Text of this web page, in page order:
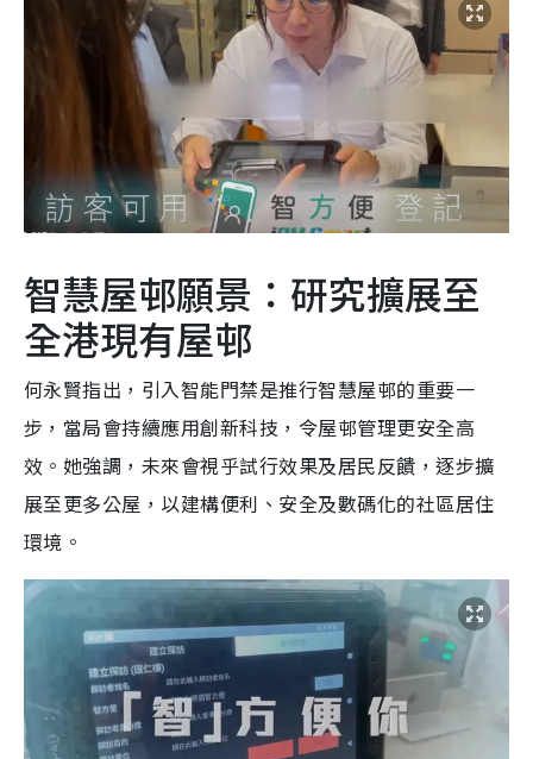
智慧屋邨願景：研究擴展至
全港現有屋邨
何永賢指出，引入智能門禁是推行智慧屋邨的重要一
步，當局會持續應用創新科技，令屋邨管理更安全高
效。她強調，未來會視乎試行效果及居民反饋，逐步擴
展至更多公屋，以建構便利、安全及數碼化的社區居住
環境。